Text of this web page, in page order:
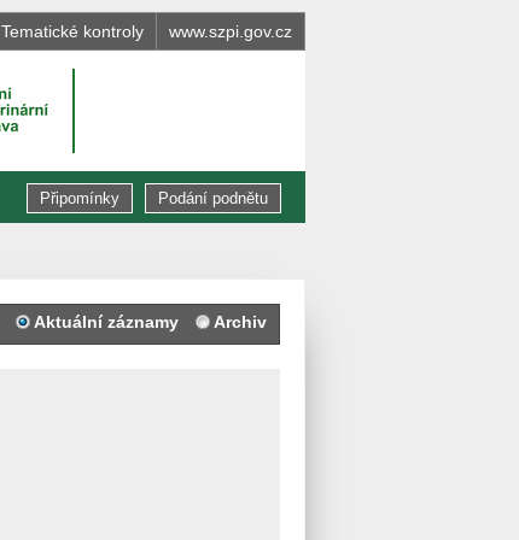
Tematické kontroly www.szpi.gov.cz
Podání podnětu
Připomínky
Aktuální záznamy Archiv